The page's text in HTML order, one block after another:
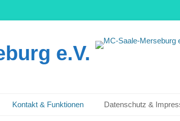
e.V.
Kontakt & Funktionen Datenschutz &